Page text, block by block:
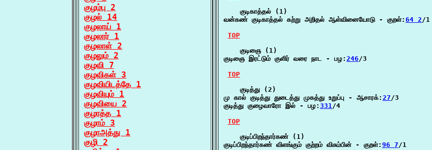
குழம்பு 2
குழல் 14
குழலாய் 1
குழலார் 1
குழலாள் 2
குழலும் 2
குழவி 7
குழவிகள் 3
குழவியிடத்தே 1
குழவியும் 1
குழவியை 2
குழாத்த 1
குழாம் 3
குழாஅத்து 1
குழி 2
    குடிகாத்தல் (1)
வன்கண் குடிகாத்தல் கற்று அறிதல் ஆள்வினையோடு - குறள்: 64 2/1
TOP
    குடிஞை (1)
குடிஞை இரட்டும் குளிர் வரை நாட - பழ: 246/3
TOP
    குடித்து (2)
மு கால் குடித்து துடைத்து முகத்து உறுப்பு - ஆசாரக்: 27/3
குடித்து குழைவாரோ இல் - பழ: 331/4
TOP
    குடிப்பிறந்தார்கண் (1)
குடிப்பிறந்தார்கண் விளங்கும் குற்றம் விசும்பின் - குறள்: 96 7/1